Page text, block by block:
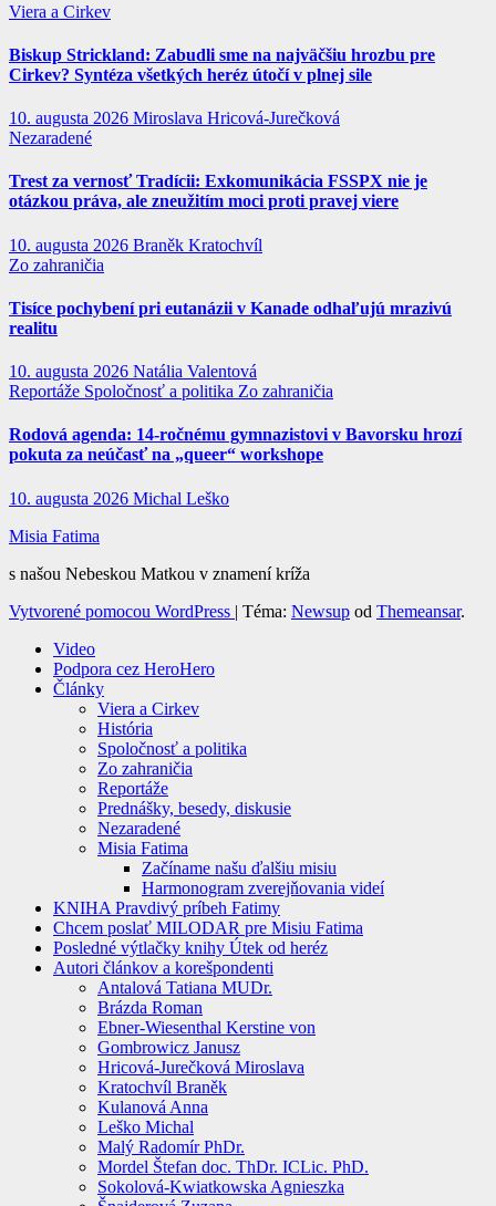
Viera a Cirkev
Biskup Strickland: Zabudli sme na najväčšiu hrozbu pre
Cirkev? Syntéza všetkých heréz útočí v plnej sile
10. augusta 2026 Miroslava Hricová-Jurečková
Nezaradené
Trest za vernosť Tradícii: Exkomunikácia FSSPX nie je
otázkou práva, ale zneužitím moci proti pravej viere
10. augusta 2026 Braněk Kratochvíl
Zo zahraničia
Tisíce pochybení pri eutanázii v Kanade odhaľujú mrazivú
realitu
10. augusta 2026 Natália Valentová
Reportáže Spoločnosť a politika Zo zahraničia
Rodová agenda: 14-ročnému gymnazistovi v Bavorsku hrozí
pokuta za neúčasť na „queer“ workshope
10. augusta 2026 Michal Leško
Misia Fatima
s našou Nebeskou Matkou v znamení kríža
Vytvorené pomocou WordPress | Téma: Newsup od Themeansar.
Video
Podpora cez HeroHero
Články
Viera a Cirkev
História
Spoločnosť a politika
Zo zahraničia
Reportáže
Prednášky, besedy, diskusie
Nezaradené
Misia Fatima
Začíname našu ďalšiu misiu
Harmonogram zverejňovania videí
KNIHA Pravdivý príbeh Fatimy
Chcem poslať MILODAR pre Misiu Fatima
Posledné výtlačky knihy Útek od heréz
Autori článkov a korešpondenti
Antalová Tatiana MUDr.
Brázda Roman
Ebner-Wiesenthal Kerstine von
Gombrowicz Janusz
Hricová-Jurečková Miroslava
Kratochvíl Braněk
Kulanová Anna
Leško Michal
Malý Radomír PhDr.
Mordel Štefan doc. ThDr. ICLic. PhD.
Sokolová-Kwiatkowska Agnieszka